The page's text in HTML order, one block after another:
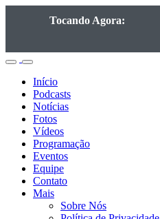
Tocando Agora:
Início
Podcasts
Notícias
Fotos
Vídeos
Programação
Eventos
Equipe
Contato
Mais
Sobre Nós